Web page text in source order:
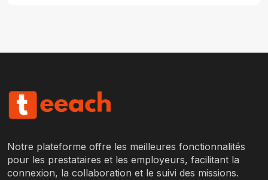
Notre plateforme offre les meilleures fonctionnalités
pour les prestataires et les employeurs, facilitant la
connexion, la collaboration et le suivi des missions.